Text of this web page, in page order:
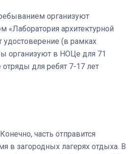
организуют
«Лаборатория архитектурной
удостоверение (в рамках
организуют в НОЦе для 71
для ребят 7-17 лет
часть отправится
в загородных лагерях отдыха. В